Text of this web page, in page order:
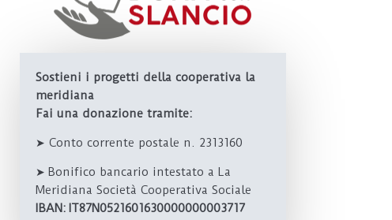
Sostieni i progetti della cooperativa la
meridiana
Fai una donazione tramite:
➤ Conto corrente postale n. 2313160
➤ Bonifico bancario intestato a La
Meridiana Società Cooperativa Sociale
IBAN: IT87N0521601630000000003717